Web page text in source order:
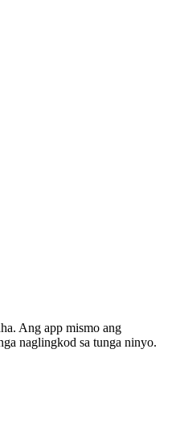
Ang app mismo ang
naglingkod sa tunga ninyo.